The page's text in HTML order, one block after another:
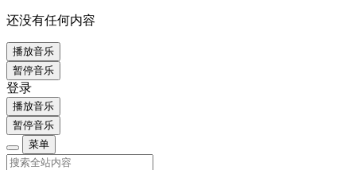
还没有任何内容
播放音乐
暂停音乐
登录
播放音乐
暂停音乐
菜单